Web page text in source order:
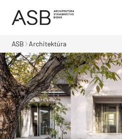
ASB Architektúra